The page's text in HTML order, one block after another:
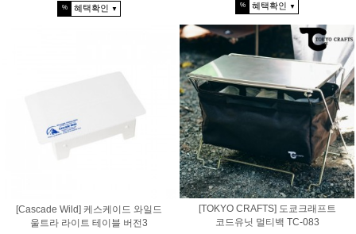
% 혜택확인 ▼
% 혜택확인 ▼
[Cascade Wild] 케스케이드 와일드
울트라 라이트 테이블 버전3
[TOKYO CRAFTS] 도쿄크래프트
코드유닛 멀티백 TC-083